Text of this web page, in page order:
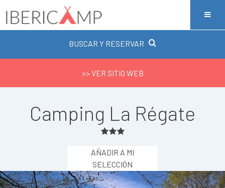
BUSCAR Y RESERVAR
>> VER SITIO WEB
Camping La Régate
AÑADIR A MI
SELECCIÓN